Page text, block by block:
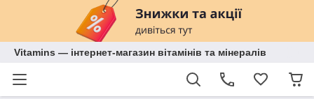
Vitamins — інтернет-магазин вітамінів та мінералів